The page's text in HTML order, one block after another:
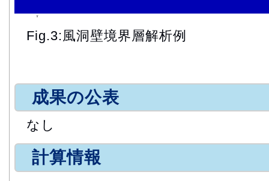
Fig.3:風洞壁境界層解析例
成果の公表
なし
計算情報